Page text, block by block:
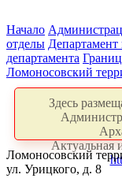
Начало
отделы Департамент
департамента
Ломоносовский
Здесь
Актуальная
Ломоносовский
ул. Урицкого, д. 8